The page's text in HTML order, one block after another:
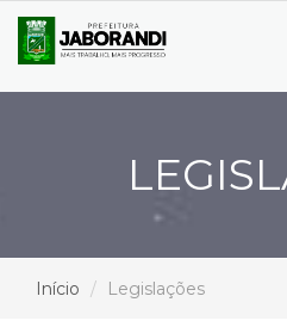
Início Legislações